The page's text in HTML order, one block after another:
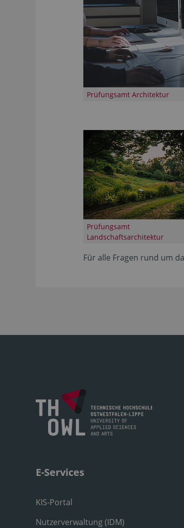
Prüfungsamt Architektur
Prüfungsamt
Landschaftsarchitektur
Für alle Fragen rund um
E-Services
KIS-Portal
Nutzerverwaltung (IDM)